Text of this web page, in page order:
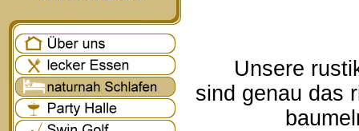
Unsere
sind genau das